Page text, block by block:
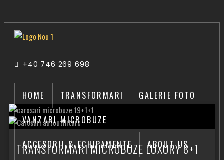
+40 746 269 698
HOME TRANSFORMARI GALERIE FOTO
VANZARI MICROBUZE
ACCESORII & ECHIPAMENTE ABOUT US
TRANSFORMARI MICROBUZE LUXURY 8+1